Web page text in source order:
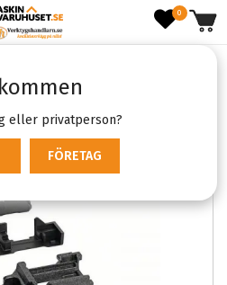
0
eller privatperson?
FÖRETAG
charge